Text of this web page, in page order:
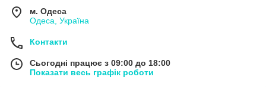
м. Одеса
Одеса, Україна
Контакти
Сьогодні працює з 09:00 до 18:00
Показати весь графік роботи